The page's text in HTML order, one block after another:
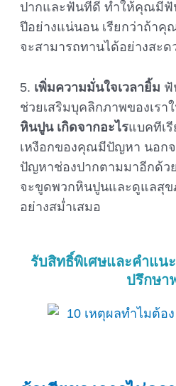
ปากและฟันที่ดี ทำให้คุณมีฟั
ปีอย่างแน่นอน เรียกว่าถ้า
จะสามารถทานได้อย่างสะด
5. เพิ่มความมั่นใจเวลายิ้ม ฟั
ช่วยเสริมบุคลิกภาพของเรา
หินปูน เกิดจากอะไรแบคทีเ
เหงือกของคุณมีปัญหา นอก
ปัญหาช่องปากตามมาอีกด้
จะขูดพวกหินปูนและดูแลสุ
อย่างสม่ำเสมอ
รับสิทธิ์พิเศษและคำแน
ปรึกษา